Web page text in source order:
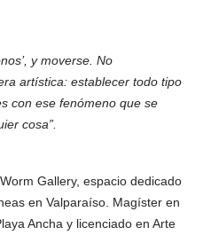
y moverse. No
artística: establecer todo tipo
con ese fenómeno que se
cosa”.
Gallery, espacio dedicado
en Valparaíso. Magíster en
Ancha y licenciado en Arte